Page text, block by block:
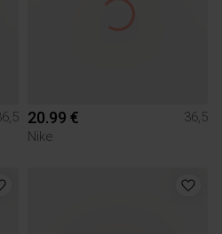
20.99 €
36,5
Nike